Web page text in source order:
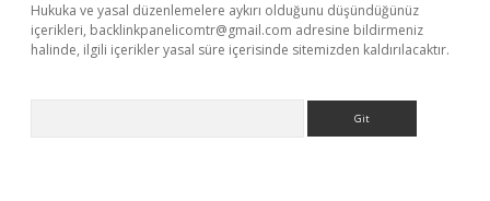
Hukuka ve yasal düzenlemelere aykırı olduğunu düşündüğünüz
içerikleri, backlinkpanelicomtr@gmail.com adresine bildirmeniz
halinde, ilgili içerikler yasal süre içerisinde sitemizden kaldırılacaktır.